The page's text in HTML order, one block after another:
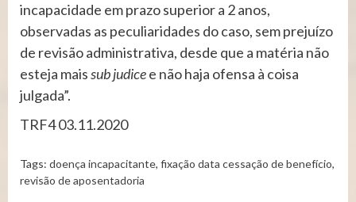
incapacidade em prazo superior a 2 anos,
observadas as peculiaridades do caso, sem prejuízo
de revisão administrativa, desde que a matéria não
esteja maissub judicee não haja ofensa à coisa
julgada”.
TRF4 03.11.2020
Tags: doença incapacitante, fixação data cessação de benefício,
revisão de aposentadoria